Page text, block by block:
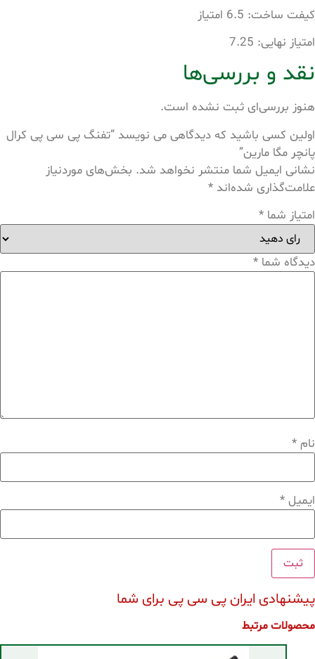
کیفت ساخت: 6.5 امتیاز
امتیاز نهایی: 7.25
نقد و بررسی‌ها
هنوز بررسی‌ای ثبت نشده است.
اولین کسی باشید که دیدگاهی می نویسد “تفنگ پی سی پی کرال
پانچر مگا مارین”
نشانی ایمیل شما منتشر نخواهد شد. بخش‌های موردنیاز
علامت‌گذاری شده‌اند *
امتیاز شما *
دیدگاه شما *
نام *
ایمیل *
پیشنهادی ایران پی سی پی برای شما
محصولات مرتبط